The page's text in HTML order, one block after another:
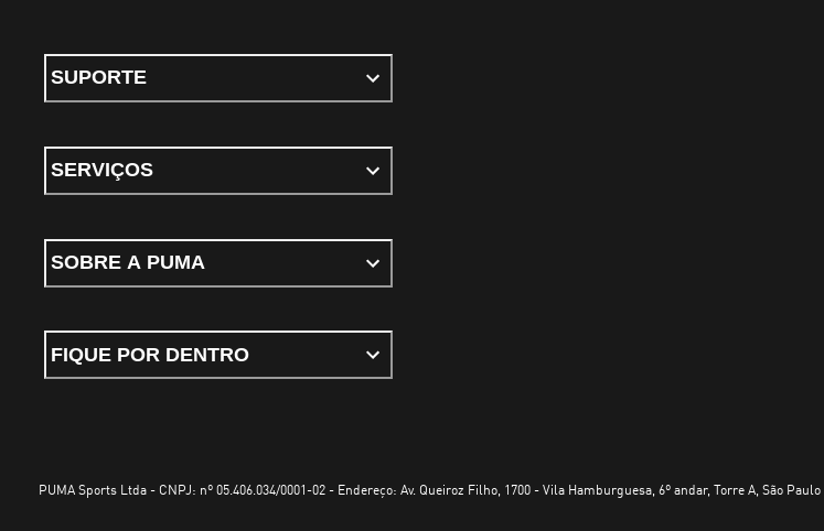
SUPORTE
SERVIÇOS
SOBRE A PUMA
FIQUE POR DENTRO
PUMA Sports Ltda - CNPJ: nº 05.406.034/0001-02 - Endereço: Av. Queiroz Filho, 1700 - Vila Hamburguesa, 6º andar, Torre A, São